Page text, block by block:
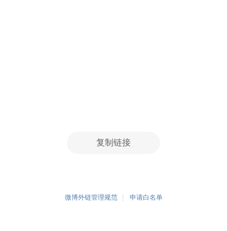
复制链接
微博外链管理规范 申请白名单